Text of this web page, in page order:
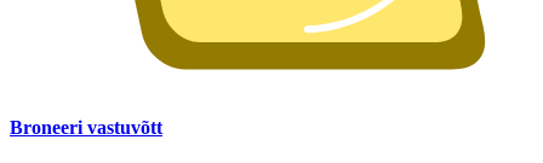
Broneeri vastuvõtt